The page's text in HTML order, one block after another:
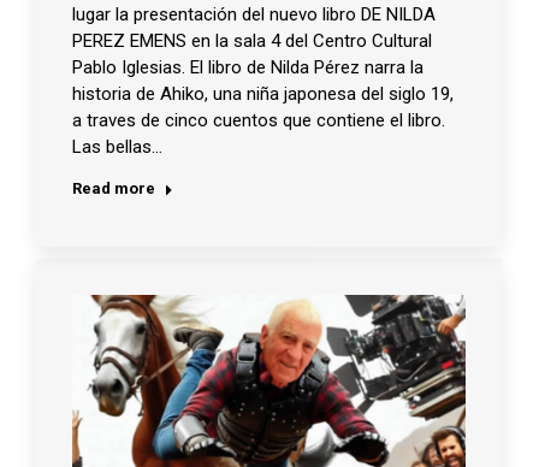
lugar la presentación del nuevo libro DE NILDA
PEREZ EMENS en la sala 4 del Centro Cultural
Pablo Iglesias. El libro de Nilda Pérez narra la
historia de Ahiko, una niña japonesa del siglo 19,
a traves de cinco cuentos que contiene el libro.
Las bellas…
Read more